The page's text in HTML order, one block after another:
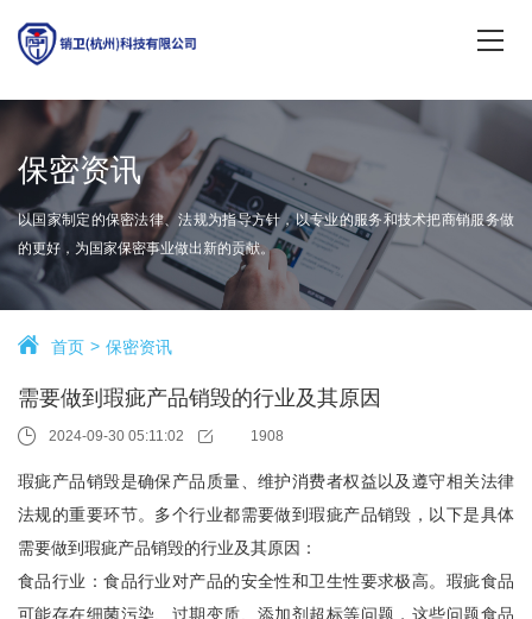
保密资讯
以国家制定的保密法律、法规为指导方针，以专业的服务和技术把商销服务做
的更好，为国家保密事业做出新的贡献。
首页 保密资讯
需要做到瑕疵产品销毁的行业及其原因
2024-09-30 05:11:02 1908
瑕疵产品销毁是确保产品质量、维护消费者权益以及遵守相关法律
法规的重要环节。多个行业都需要做到瑕疵产品销毁，以下是具体
需要做到瑕疵产品销毁的行业及其原因：
食品行业：食品行业对产品的安全性和卫生性要求极高。瑕疵食品
可能存在细菌污染、过期变质、添加剂超标等问题，这些问题食品